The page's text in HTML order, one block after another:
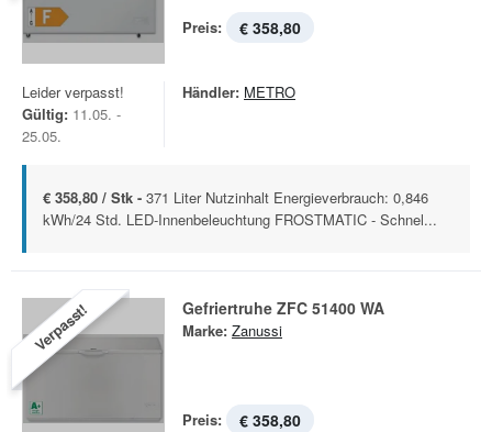
Preis: € 358,80
Leider verpasst!
Gültig: 11.05. -
25.05.
Händler: METRO
€ 358,80 / Stk - 371 Liter Nutzinhalt Energieverbrauch: 0,846
kWh/24 Std. LED-Innenbeleuchtung FROSTMATIC - Schnel...
Verpasst! Gefriertruhe ZFC 51400 WA
Marke: Zanussi
Preis: € 358,80